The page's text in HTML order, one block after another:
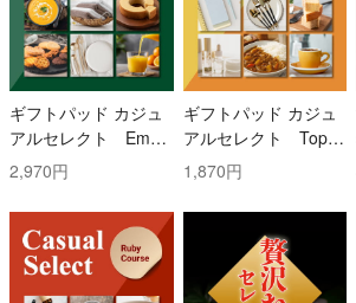
ギフトパッド カジュ
アルセレクト Emer
ald(エメラルド)コー
ス
2,970円
ギフトパッド カジュ
アルセレクト Topaz
(トパーズ)コース
1,870円